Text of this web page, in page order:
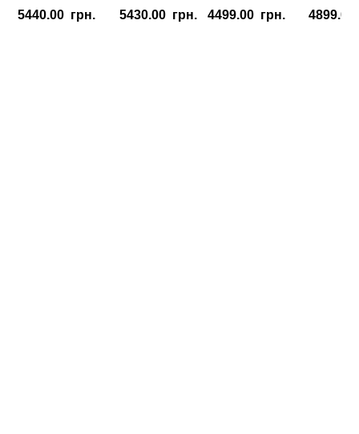
5440.00 грн. 5430.00 грн. 4499.00 грн. 4899.00